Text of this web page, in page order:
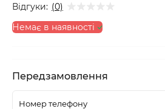
Відгуки: (0)
Немає в наявності
Передзамовлення